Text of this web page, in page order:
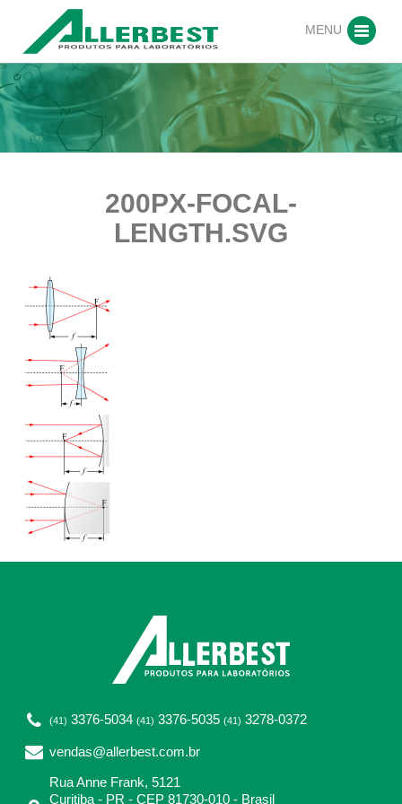
MENU
200PX-FOCAL-
LENGTH.SVG
(41) 3376-5034 (41) 3376-5035 (41) 3278-0372
vendas@allerbest.com.br
Rua Anne Frank, 5121
Curitiba - PR - CEP 81730-010 - Brasil